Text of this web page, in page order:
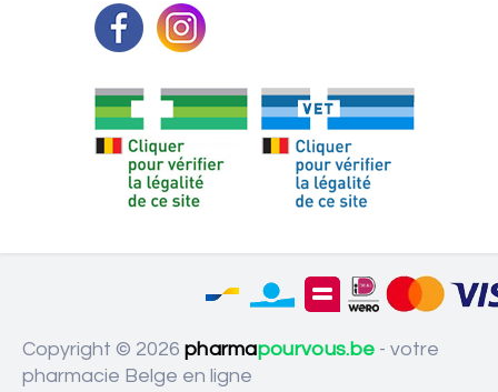
Copyright © 2026 pharmapourvous.be - votre
pharmacie Belge en ligne